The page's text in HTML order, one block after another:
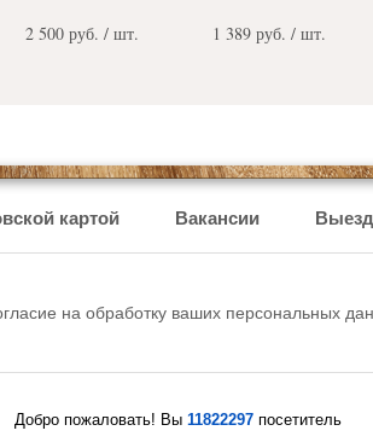
2 500 руб. / шт. 1 389 руб. / шт.
картой Вакансии
на обработку ваших персональных
Добро пожаловать! Вы 11822297 посетитель